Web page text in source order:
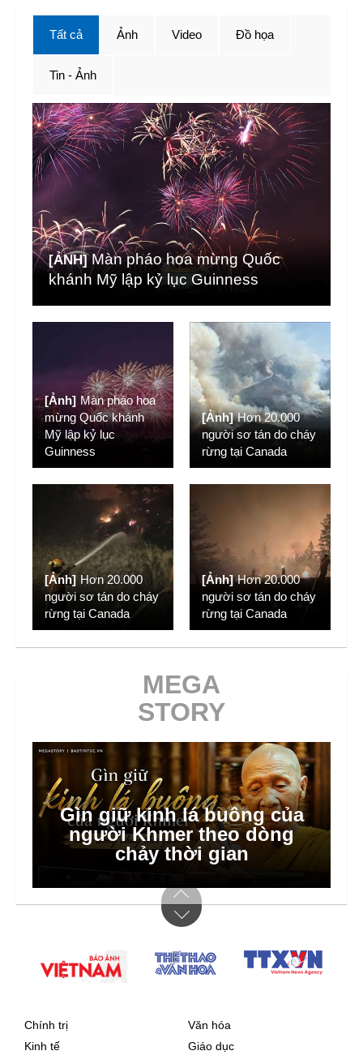
Tất cả
[ẢNH] Màn pháo hoa mừng Quốc
khánh Mỹ lập kỷ lục Guinness
[Ảnh] Màn pháo hoa
mừng Quốc khánh
Mỹ lập kỷ lục
Guinness
[Ảnh] Hơn 20.000
người sơ tán do cháy
rừng tại Canada
[Ảnh] Hơn 20.000
người sơ tán do cháy
rừng tại Canada
[Ảnh] Hơn 20.000
người sơ tán do cháy
rừng tại Canada
Ảnh Video Đồ họa
Tin - Ảnh
MEGA
STORY
Gìn giữ kinh lá buông của
người Khmer theo dòng
chảy thời gian
Chính trị
Kinh tế
Văn hóa
Giáo dục